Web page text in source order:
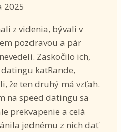
2025
z videnia, bývali v
pozdravou a pár
Zaskočilo ich,
katRande,
že ten druhý má vzťah.
na speed datingu sa
prekvapenie a celá
jednému z nich dať